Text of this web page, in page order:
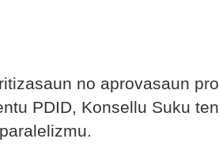
no aprovasaun
PDID, Konsellu Suku